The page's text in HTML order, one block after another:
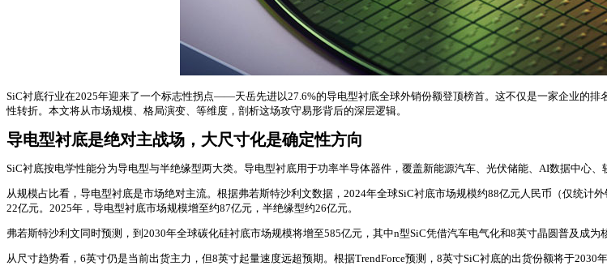
SiC衬底行业在2025年迎来了一个标志性拐点——天岳先进以27.6%的导电型衬底全球外销份额登顶榜首。这不仅是一家企业的排
性转折。本文将从市场规模、格局演变、等维度，剖析这场攻守易形背后的深层逻辑。
导电型衬底是绝对主战场，大尺寸化是确定性方向
SiC衬底按电学性能分为导电型与半绝缘型两大类。导电型衬底用于功率半导体器件，覆盖新能源汽车、光伏储能、AI数据中心
从规模占比看，导电型衬底是市场绝对主流。根据弗若斯特沙利文数据，2024年全球SiC衬底市场规模约88亿元人民币（仅统
22亿元。2025年，导电型衬底市场规模增至约87亿元，半绝缘型约26亿元。
弗若斯特沙利文同时预测，到2030年全球碳化硅衬底市场规模将增至585亿元，其中n型SiC凭借汽车电气化和8英寸晶圆普及成为
从尺寸趋势看，6英寸仍是当前出货主力，但8英寸起量速度远超预期。根据TrendForce预测，8英寸SiC衬底的出货份额将于